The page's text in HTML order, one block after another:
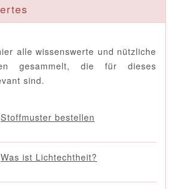
alle wissenswerte und nützliche
gesammelt, die für dieses
sind.
Stoffmuster bestellen
Was ist Lichtechtheit?